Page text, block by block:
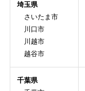
埼玉県
さいたま市
川口市
川越市
越谷市
千葉県